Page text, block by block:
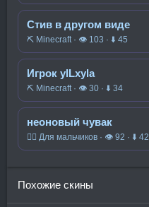
Стив в другом виде
⛏️ Minecraft · 👁 103 · ⬇ 45
Игрок ylLxyla
⛏️ Minecraft · 👁 30 · ⬇ 34
неоновый чувак
🧍‍♂️ Для мальчиков · 👁 92 · ⬇ 42
Похожие скины